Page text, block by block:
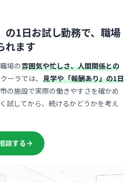
1日お試し勤務で、 職場
れます
場の雰囲気や忙しさ、人間関係との
ーラでは、 見学や「報酬あり」の1日
の施設で実際の働きやすさを確かめ
試してから、続けるかどうかを考え
談する